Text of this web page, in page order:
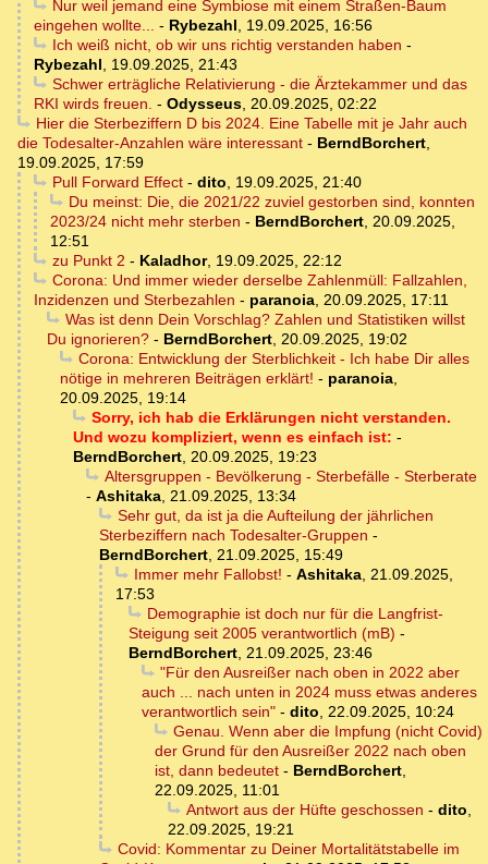
Nur weil jemand eine Symbiose mit einem Straßen-Baum
eingehen wollte... - Rybezahl, 19.09.2025, 16:56
Ich weiß nicht, ob wir uns richtig verstanden haben -
Rybezahl, 19.09.2025, 21:43
Schwer erträgliche Relativierung - die Ärztekammer und das
RKI wirds freuen. - Odysseus, 20.09.2025, 02:22
Hier die Sterbeziffern D bis 2024. Eine Tabelle mit je Jahr auch
die Todesalter-Anzahlen wäre interessant - BerndBorchert,
19.09.2025, 17:59
Pull Forward Effect- dito, 19.09.2025, 21:40
Du meinst: Die, die 2021/22 zuviel gestorben sind, konnten
2023/24 nicht mehr sterben - BerndBorchert, 20.09.2025,
12:51
zu Punkt 2 - Kaladhor, 19.09.2025, 22:12
Corona: Und immer wieder derselbe Zahlenmüll: Fallzahlen,
Inzidenzen und Sterbezahlen - paranoia, 20.09.2025, 17:11
Was ist denn Dein Vorschlag? Zahlen und Statistiken willst
Du ignorieren? - BerndBorchert, 20.09.2025, 19:02
Corona: Entwicklung der Sterblichkeit - Ich habe Dir alles
nötige in mehreren Beiträgen erklärt! - paranoia,
20.09.2025, 19:14
Sorry, ich hab die Erklärungen nicht verstanden.
Und wozu kompliziert, wenn es einfach ist: -
BerndBorchert, 20.09.2025, 19:23
Altersgruppen - Bevölkerung - Sterbefälle - Sterberate
- Ashitaka, 21.09.2025, 13:34
Sehr gut, da ist ja die Aufteilung der jährlichen
Sterbeziffern nach Todesalter-Gruppen -
BerndBorchert, 21.09.2025, 15:49
Immer mehr Fallobst! - Ashitaka, 21.09.2025,
17:53
Demographie ist doch nur für die Langfrist-
Steigung seit 2005 verantwortlich (mB) -
BerndBorchert, 21.09.2025, 23:46
"Für den Ausreißer nach oben in 2022 aber
auch ... nach unten in 2024 muss etwas anderes
verantwortlich sein" - dito, 22.09.2025, 10:24
Genau. Wenn aber die Impfung (nicht Covid)
der Grund für den Ausreißer 2022 nach oben
ist, dann bedeutet - BerndBorchert,
22.09.2025, 11:01
Antwort aus der Hüfte geschossen - dito,
22.09.2025, 19:21
Covid: Kommentar zu Deiner Mortalitätstabelle im